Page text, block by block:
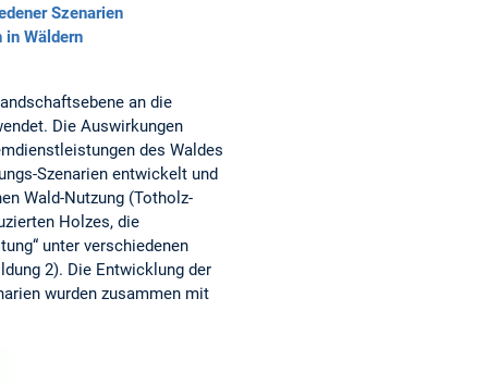
Szenarien
in Wäldern
an die
Die Auswirkungen
des Waldes
Szenarien entwickelt und
Wald-Nutzung (Totholz-
Holzes, die
unter verschiedenen
2). Die Entwicklung der
wurden zusammen mit